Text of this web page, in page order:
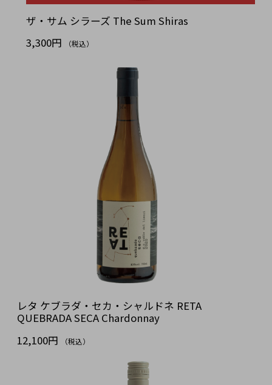
ザ・サム シラーズ The Sum Shiras
3,300円
（税込）
レタ ケブラダ・セカ・シャルドネ RETA
QUEBRADA SECA Chardonnay
12,100円
（税込）